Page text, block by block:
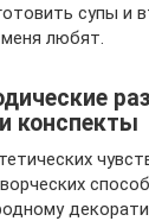
супы и
любят.
конспекты